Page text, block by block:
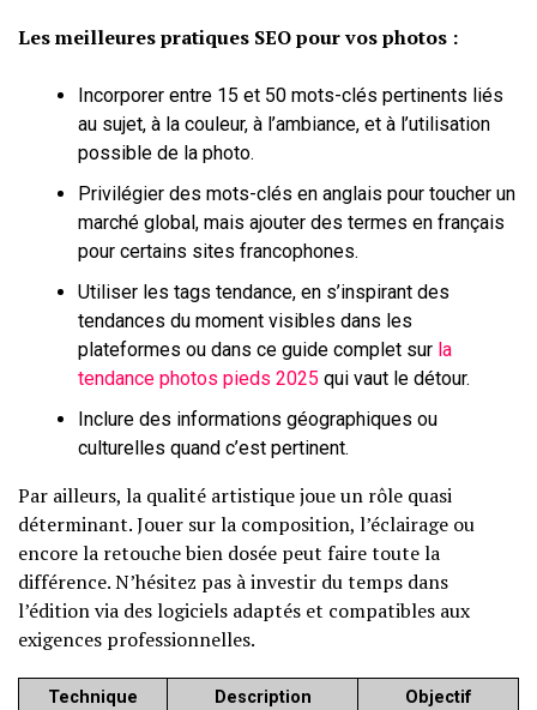
Les meilleures pratiques SEO pour vos photos :
Incorporer entre 15 et 50 mots-clés pertinents liés
au sujet, à la couleur, à l’ambiance, et à l’utilisation
possible de la photo.
Privilégier des mots-clés en anglais pour toucher un
marché global, mais ajouter des termes en français
pour certains sites francophones.
Utiliser les tags tendance, en s’inspirant des
tendances du moment visibles dans les
plateformes ou dans ce guide complet sur la
tendance photos pieds 2025 qui vaut le détour.
Inclure des informations géographiques ou
culturelles quand c’est pertinent.
Par ailleurs, la qualité artistique joue un rôle quasi
déterminant. Jouer sur la composition, l’éclairage ou
encore la retouche bien dosée peut faire toute la
différence. N’hésitez pas à investir du temps dans
l’édition via des logiciels adaptés et compatibles aux
exigences professionnelles.
Technique Description Objectif